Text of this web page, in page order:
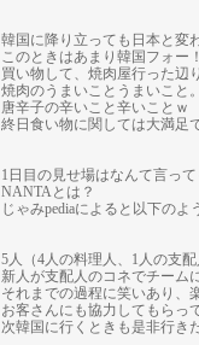
韓国に降り立っても日本と変
このときはあまり韓国フォー
買い物して、焼肉屋行った辺
焼肉のうまいことうまいこと。
唐辛子の辛いこと辛いことｗ
終日食い物に関しては大満足
1日目の見せ場はなんて言っ
NANTAとは？
じゃみpediaによると以下のよ
5人（4人の料理人、1人の支
新人が支配人のコネでチーム
それまでの過程に笑いあり、
お客さんにも協力してもらっ
次韓国に行くときも是非行き